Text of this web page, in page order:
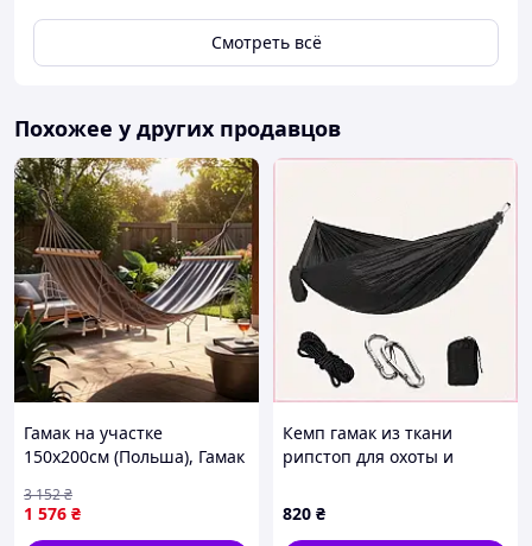
Смотреть всё
Похожее у других продавцов
Гамак на участке
150x200см (Польша), Гамак
Гамак на дереве,
Туристический гамак,
1 576 ₴
3 152₴
Кемп гамак из ткани
рипстоп для охоты и
820 ₴